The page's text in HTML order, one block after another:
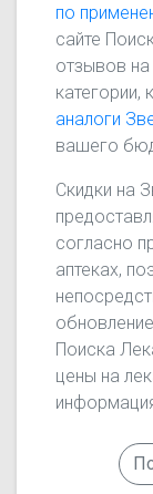
по
сайте
отзывов на
категории,
аналоги
вашего
Скидки на
согласно
аптеках,
Поиска
цены на